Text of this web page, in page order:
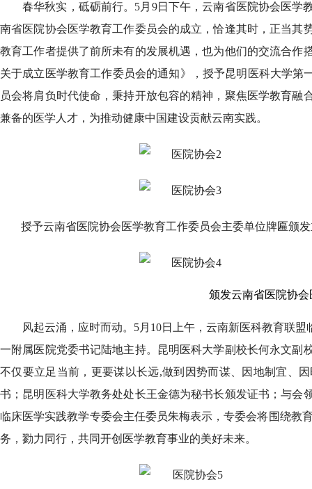
春华秋实，砥砺前行。5月9日下午，云南省医院协会医
南省医院协会医学教育工作委员会的成立，恰逢其时，正当
教育工作者提供了前所未有的发展机遇，也为他们的交流合
关于成立医学教育工作委员会的通知》，授予昆明医科大学
员会将肩负时代使命，秉持开放包容的精神，聚焦医学教育
兼备的医学人才，为推动健康中国建设贡献云南实践。
授予云南省医院协会医学教育工作委员会主委单位牌匾颁
颁发云南省医院协
风起云涌，应时而动。5月10日上午，云南新医科教育联
一附属医院党委书记陆地主持。昆明医科大学副校长何永文
不仅要立足当前，更要谋以长远,做到因势而谋、因地制宜、
书；昆明医科大学教务处处长王金德为秘书长颁发证书；与
临床医学实践教学专委会主任委员朱梅表示，专委会将围绕教
务，勠力同行，共同开创医学教育事业的美好未来。